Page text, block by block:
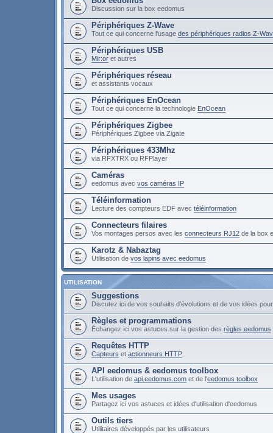
Discussion sur la box eedomus
Périphériques Z-Wave
Tout ce qui concerne l'usage des périphériques radios Z-
Périphériques USB
Mir:or et autres
Périphériques réseau
et assistants vocaux
Périphériques EnOcean
Tout ce qui concerne la technologie EnOcean
Périphériques Zigbee
Périphériques Zigbee via Zigate
Périphériques 433Mhz
via RFXTRX ou RFPlayer
Caméras
eedomus avec vos caméras IP
Téléinformation
Lecture des compteurs EDF avec téléinformation
Connecteurs filaires
Vos montages persos avec les connecteurs RJ12 de la box
Karotz & Nabaztag
Utilisation de vos lapins avec eedomus
UTILISATION
Suggestions
Discutez ici de vos souhaits d'évolutions et de vos idées
Règles et programmations
Échangez ici vos astuces sur la gestion des règles eedomus
Requêtes HTTP
Capteurs et actionneurs HTTP
API eedomus & eedomus toolbox
L'utilisation de api.eedomus.com et de l'eedomus toolbox
Mes usages
Partagez ici vos astuces et idées d'utilisation d'eedomus
Outils tiers
Utilitaires développés par les utilisateurs